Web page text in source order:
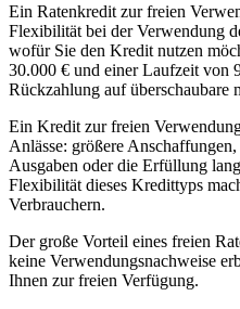
Ein Ratenkredit zur freien
Flexibilität bei der Verwendung
wofür Sie den Kredit nutzen
30.000 € und einer Laufzeit von
Rückzahlung auf überschaubare
Ein Kredit zur freien
Anlässe: größere
Ausgaben oder die Erfüllung
Flexibilität dieses Kredittyps
Verbrauchern.
Der große Vorteil eines freien
keine Verwendungsnachweise
Ihnen zur freien Verfügung.